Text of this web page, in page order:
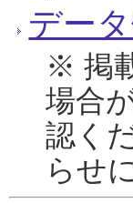
デー
※ 掲
場合
認く
らせ